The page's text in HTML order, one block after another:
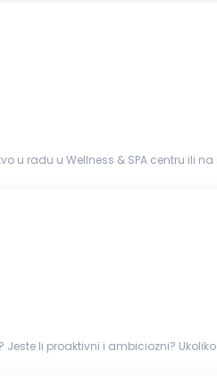
u radu u Wellness & SPA centru ili
li proaktivni i ambiciozni?